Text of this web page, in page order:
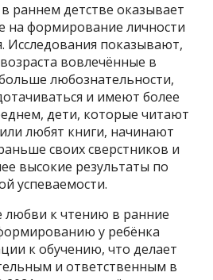
раннем детстве оказывает
на формирование личности
Исследования показывают,
вовлечённые в
любознательности,
и имеют более
дети, которые читают
любят книги, начинают
своих сверстников и
высокие результаты по
успеваемости.
любви к чтению в ранние
у ребёнка
к обучению, что делает
и ответственным в